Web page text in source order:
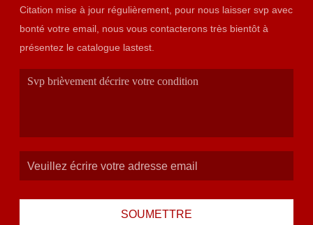
Citation mise à jour régulièrement, pour nous laisser svp avec
bonté votre email, nous vous contacterons très bientôt à
présentez le catalogue lastest.
SOUMETTRE